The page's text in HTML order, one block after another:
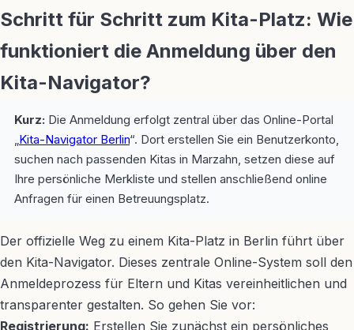
Schritt für Schritt zum Kita-Platz: Wie
funktioniert die Anmeldung über den
Kita-Navigator?
Kurz: Die Anmeldung erfolgt zentral über das Online-Portal
„Kita-Navigator Berlin“. Dort erstellen Sie ein Benutzerkonto,
suchen nach passenden Kitas in Marzahn, setzen diese auf
Ihre persönliche Merkliste und stellen anschließend online
Anfragen für einen Betreuungsplatz.
Der offizielle Weg zu einem Kita-Platz in Berlin führt über
den Kita-Navigator. Dieses zentrale Online-System soll den
Anmeldeprozess für Eltern und Kitas vereinheitlichen und
transparenter gestalten. So gehen Sie vor:
Registrierung: Erstellen Sie zunächst ein persönliches